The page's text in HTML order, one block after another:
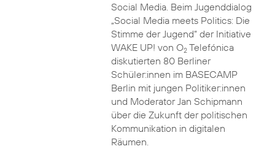
Social Media. Beim Jugenddialog
„Social Media meets Politics: Die
Stimme der Jugend“ der Initiative
WAKE UP! von O2Telefónica
diskutierten 80 Berliner
Schüler:innen im BASECAMP
Berlin mit jungen Politiker:innen
und Moderator Jan Schipmann
über die Zukunft der politischen
Kommunikation in digitalen
Räumen.